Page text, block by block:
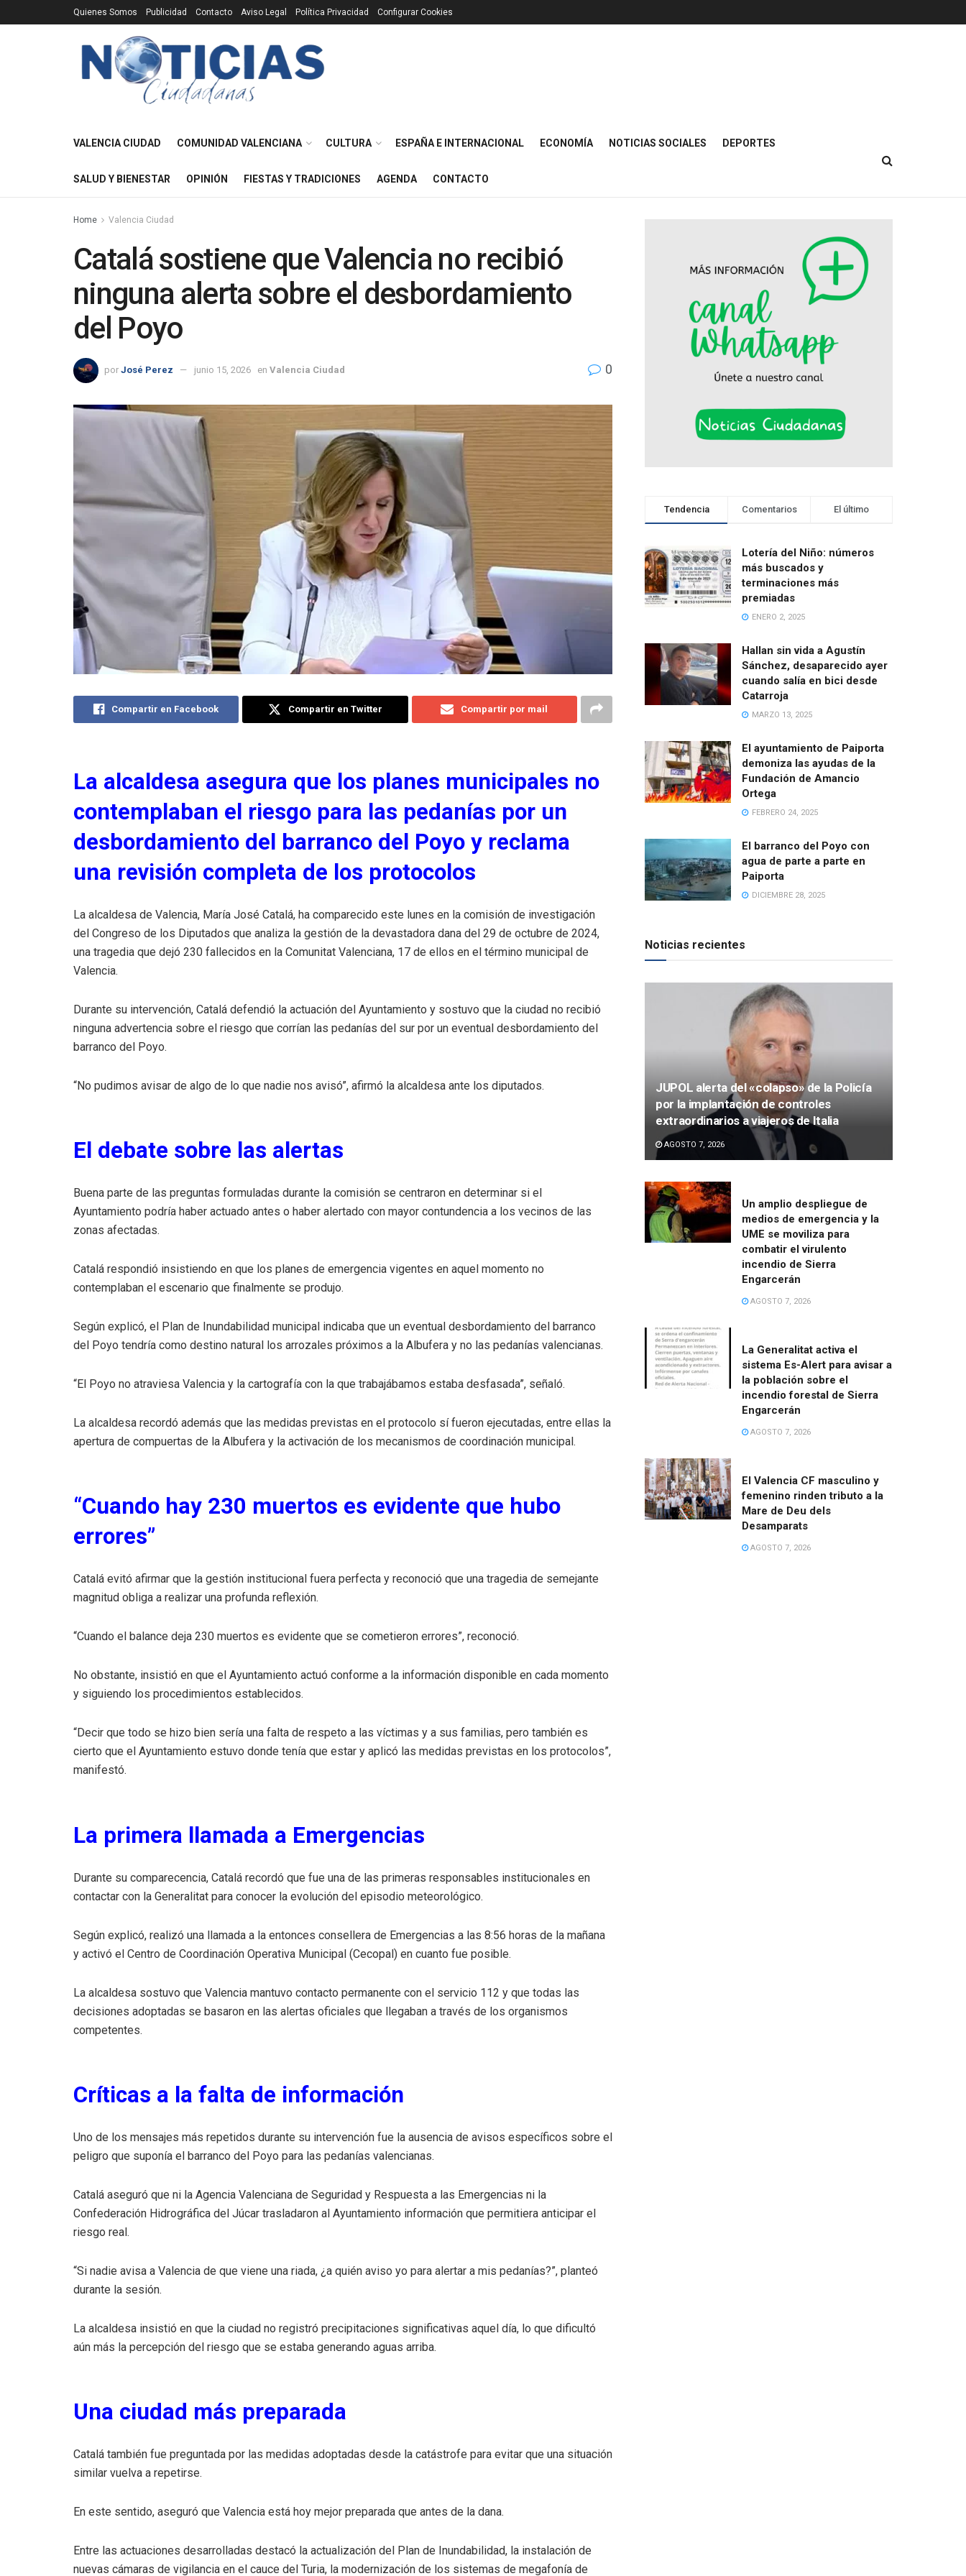
Quienes Somos Publicidad Contacto Aviso Legal Política Privacidad Configurar Cookies
VALENCIA CIUDAD COMUNIDAD VALENCIANA CULTURA ESPAÑA E INTERNACIONAL ECONOMÍA NOTICIAS SOCIALES DEPORTES
SALUD Y BIENESTAR OPINIÓN FIESTAS Y TRADICIONES AGENDA CONTACTO
Home Valencia Ciudad
Catalá sostiene que Valencia no recibió
ninguna alerta sobre el desbordamiento
del Poyo
por José Perez junio 15, 2026 en Valencia Ciudad 0
Compartir en Facebook Compartir en Twitter Compartir por mail
La alcaldesa asegura que los planes municipales no
contemplaban el riesgo para las pedanías por un
desbordamiento del barranco del Poyo y reclama
una revisión completa de los protocolos
La alcaldesa de Valencia, María José Catalá, ha comparecido este lunes en la comisión de investigación
del Congreso de los Diputados que analiza la gestión de la devastadora dana del 29 de octubre de 2024,
una tragedia que dejó 230 fallecidos en la Comunitat Valenciana, 17 de ellos en el término municipal de
Valencia.
Durante su intervención, Catalá defendió la actuación del Ayuntamiento y sostuvo que la ciudad no recibió
ninguna advertencia sobre el riesgo que corrían las pedanías del sur por un eventual desbordamiento del
barranco del Poyo.
“No pudimos avisar de algo de lo que nadie nos avisó”, afirmó la alcaldesa ante los diputados.
El debate sobre las alertas
Buena parte de las preguntas formuladas durante la comisión se centraron en determinar si el
Ayuntamiento podría haber actuado antes o haber alertado con mayor contundencia a los vecinos de las
zonas afectadas.
Catalá respondió insistiendo en que los planes de emergencia vigentes en aquel momento no
contemplaban el escenario que finalmente se produjo.
Según explicó, el Plan de Inundabilidad municipal indicaba que un eventual desbordamiento del barranco
del Poyo tendría como destino natural los arrozales próximos a la Albufera y no las pedanías valencianas.
“El Poyo no atraviesa Valencia y la cartografía con la que trabajábamos estaba desfasada”, señaló.
La alcaldesa recordó además que las medidas previstas en el protocolo sí fueron ejecutadas, entre ellas la
apertura de compuertas de la Albufera y la activación de los mecanismos de coordinación municipal.
“Cuando hay 230 muertos es evidente que hubo
errores”
Catalá evitó afirmar que la gestión institucional fuera perfecta y reconoció que una tragedia de semejante
magnitud obliga a realizar una profunda reflexión.
“Cuando el balance deja 230 muertos es evidente que se cometieron errores”, reconoció.
No obstante, insistió en que el Ayuntamiento actuó conforme a la información disponible en cada momento
y siguiendo los procedimientos establecidos.
“Decir que todo se hizo bien sería una falta de respeto a las víctimas y a sus familias, pero también es
cierto que el Ayuntamiento estuvo donde tenía que estar y aplicó las medidas previstas en los protocolos”,
manifestó.
La primera llamada a Emergencias
Durante su comparecencia, Catalá recordó que fue una de las primeras responsables institucionales en
contactar con la Generalitat para conocer la evolución del episodio meteorológico.
Según explicó, realizó una llamada a la entonces consellera de Emergencias a las 8:56 horas de la mañana
y activó el Centro de Coordinación Operativa Municipal (Cecopal) en cuanto fue posible.
La alcaldesa sostuvo que Valencia mantuvo contacto permanente con el servicio 112 y que todas las
decisiones adoptadas se basaron en las alertas oficiales que llegaban a través de los organismos
competentes.
Críticas a la falta de información
Uno de los mensajes más repetidos durante su intervención fue la ausencia de avisos específicos sobre el
peligro que suponía el barranco del Poyo para las pedanías valencianas.
Catalá aseguró que ni la Agencia Valenciana de Seguridad y Respuesta a las Emergencias ni la
Confederación Hidrográfica del Júcar trasladaron al Ayuntamiento información que permitiera anticipar el
riesgo real.
“Si nadie avisa a Valencia de que viene una riada, ¿a quién aviso yo para alertar a mis pedanías?”, planteó
durante la sesión.
La alcaldesa insistió en que la ciudad no registró precipitaciones significativas aquel día, lo que dificultó
aún más la percepción del riesgo que se estaba generando aguas arriba.
Una ciudad más preparada
Catalá también fue preguntada por las medidas adoptadas desde la catástrofe para evitar que una situación
similar vuelva a repetirse.
En este sentido, aseguró que Valencia está hoy mejor preparada que antes de la dana.
Entre las actuaciones desarrolladas destacó la actualización del Plan de Inundabilidad, la instalación de
nuevas cámaras de vigilancia en el cauce del Turia, la modernización de los sistemas de megafonía de
Tendencia Comentarios El último
Lotería del Niño: números
más buscados y
terminaciones más
premiadas
ENERO 2, 2025
Hallan sin vida a Agustín
Sánchez, desaparecido ayer
cuando salía en bici desde
Catarroja
MARZO 13, 2025
El ayuntamiento de Paiporta
demoniza las ayudas de la
Fundación de Amancio
Ortega
FEBRERO 24, 2025
El barranco del Poyo con
agua de parte a parte en
Paiporta
DICIEMBRE 28, 2025
Noticias recientes
JUPOL alerta del «colapso» de la Policía
por la implantación de controles
extraordinarios a viajeros de Italia
AGOSTO 7, 2026
Un amplio despliegue de
medios de emergencia y la
UME se moviliza para
combatir el virulento
incendio de Sierra
Engarcerán
AGOSTO 7, 2026
La Generalitat activa el
sistema Es-Alert para avisar a
la población sobre el
incendio forestal de Sierra
Engarcerán
AGOSTO 7, 2026
El Valencia CF masculino y
femenino rinden tributo a la
Mare de Deu dels
Desamparats
AGOSTO 7, 2026